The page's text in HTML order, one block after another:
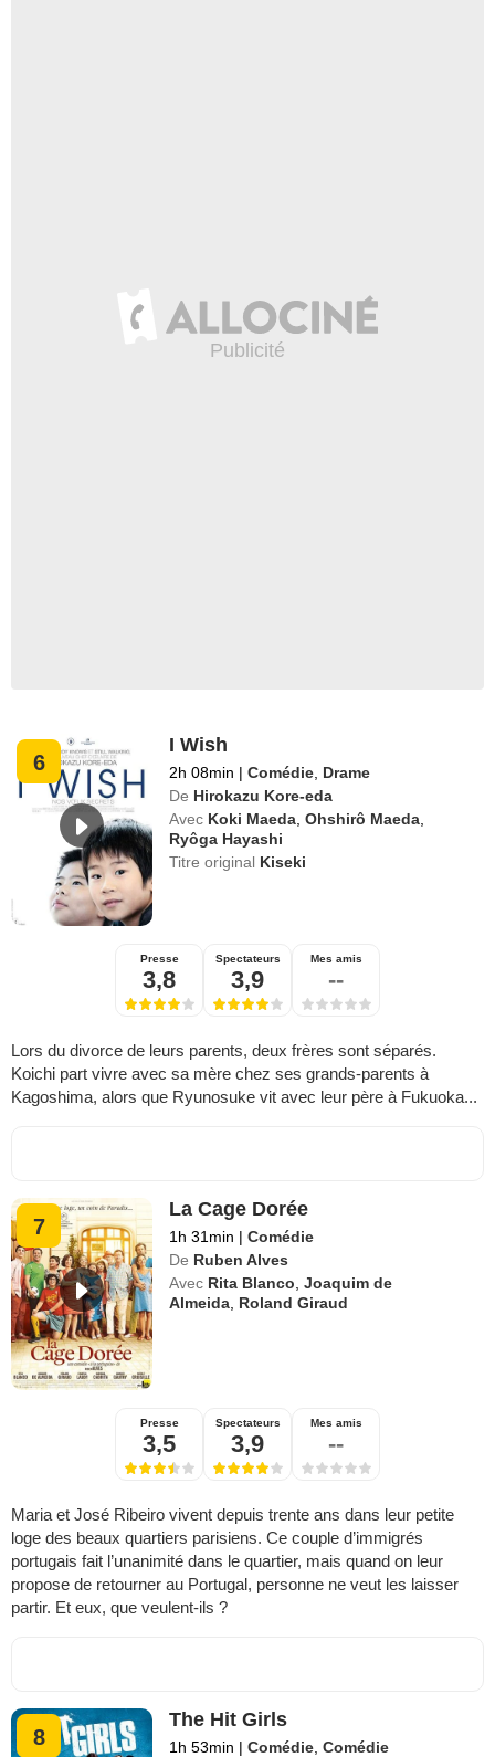
6
I Wish
2h 08min | Comédie Drame
De Hirokazu Kore-eda
Avec Koki Maeda ,Ohshirô Maeda
Ryôga Hayashi
Titre original Kiseki
Presse
3,8
Spectateurs
3,9
Mes amis
--
Lors du divorce de leurs parents, deux frères sont séparés.
Koichi part vivre avec sa mère chez ses grands-parents à
Kagoshima, alors que Ryunosuke vit avec leur père à Fukuoka...
7
La Cage Dorée
1h 31min | Comédie
De Ruben Alves
Avec Rita Blanco ,Joaquim de
Almeida Roland Giraud
Presse
3,5
Spectateurs
3,9
Mes amis
--
Maria et José Ribeiro vivent depuis trente ans dans leur petite
loge des beaux quartiers parisiens. Ce couple d’immigrés
portugais fait l’unanimité dans le quartier, mais quand on leur
propose de retourner au Portugal, personne ne veut les laisser
partir. Et eux, que veulent-ils ?
8
The Hit Girls
1h 53min | Comédie ,Comédie